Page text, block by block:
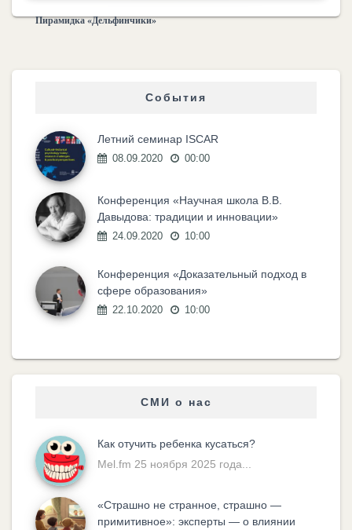
Пирамидка «Дельфинчики»
События
Летний семинар ISCAR
08.09.2020 00:00
Конференция «Научная школа В.В.
Давыдова: традиции и инновации»
24.09.2020 10:00
Конференция «Доказательный подход в
сфере образования»
22.10.2020 10:00
СМИ о нас
Как отучить ребенка кусаться?
Mel.fm 25 ноября 2025 года...
«Cтрашно не странное, страшно —
примитивное»: эксперты — о влиянии